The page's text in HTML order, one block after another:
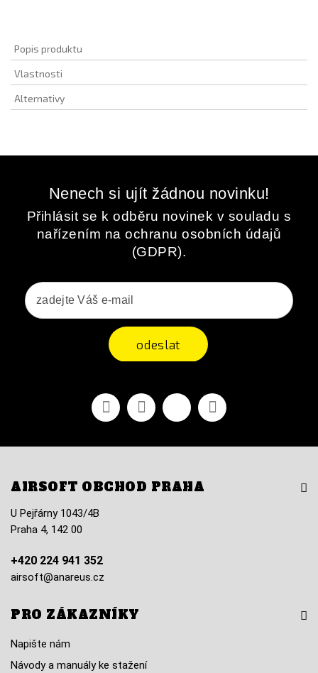
Popis produktu
Vlastnosti
Alternativy
Nenech si ujít žádnou novinku!
Přihlásit se k odběru novinek v souladu s
nařízením na ochranu osobních údajů
(GDPR).
odeslat
FacebookYouTubeVimeo Instagram
AIRSOFT OBCHOD PRAHA
U Pejřárny 1043/4B
Praha 4, 142 00
+420 224 941 352
airsoft@anareus.cz
PRO ZÁKAZNÍKY
Napište nám
Návody a manuály ke stažení